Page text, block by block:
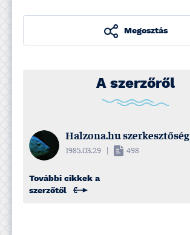
Megosztás
A szerzőről
Halzona.hu szerkesztőség
1985.03.29 498
További cikkek a
szerzőtől